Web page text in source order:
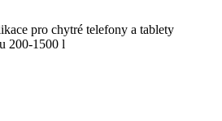
pro chytré telefony a tablety
200-1500 l